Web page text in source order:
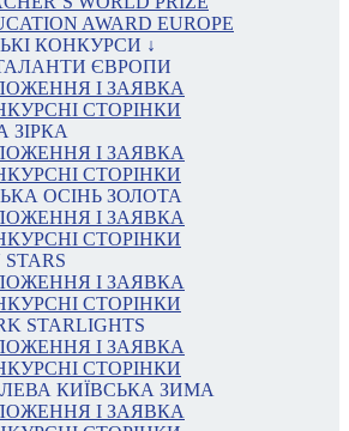
AWARD EUROPE
КОНКУРСИ ↓
ЄВРОПИ
І ЗАЯВКА
СТОРІНКИ
ЗІРКА
І ЗАЯВКА
СТОРІНКИ
ОСІНЬ ЗОЛОТА
І ЗАЯВКА
СТОРІНКИ
І ЗАЯВКА
СТОРІНКИ
STARLIGHTS
І ЗАЯВКА
СТОРІНКИ
КИЇВСЬКА ЗИМА
І ЗАЯВКА